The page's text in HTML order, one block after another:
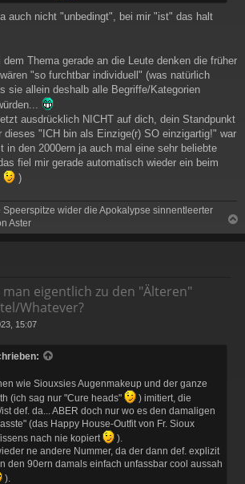
auch nicht "unbedingt", bei mir "ist" das halt
dem Thema gerade an die Leute denken die früher
"so furchtbar individuell" (was natürlich
sie allein deshalb alle Begriffe/Kategorien
ausdrücklich NICHT auf dich, dein Standpunkt
dieses "ICH bin als Einzige(r) SO einzigartig!" war
in den 2000ern ja auch mal eine sehr beliebte
fiel mir gerade automatisch wieder ein beim
)
Speerspitze wider die Apokalypse sinnentleerter
Aster
a
man eigentlich zu den "Älteren"
Whatever?
15:07
wie Siouxsies Augenmakeup und der ganze
(ich sag nur "Cure heads"
) imitiert, die
def. da... ABER doch nur wo es den damaligen
(das Happy House-Outfit von Fr. Sioux
nach nie kopiert
).
ne andere Nummer, da der dann def. explizit
den 90ern damals einfach unfassbar cool aussah
).